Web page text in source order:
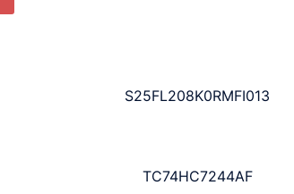
S25FL208K0RMFI013
TC74HC7244AF